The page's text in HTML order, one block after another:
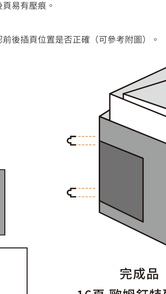
易有壓痕。
後插頁位置是否正確（可參考附圖）。